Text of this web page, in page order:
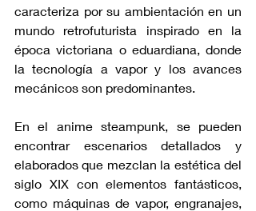
caracteriza por su ambientación en un
mundo retrofuturista inspirado en la
época victoriana o eduardiana, donde
la tecnología a vapor y los avances
mecánicos son predominantes.
En el anime steampunk, se pueden
encontrar escenarios detallados y
elaborados que mezclan la estética del
siglo XIX con elementos fantásticos,
como máquinas de vapor, engranajes,